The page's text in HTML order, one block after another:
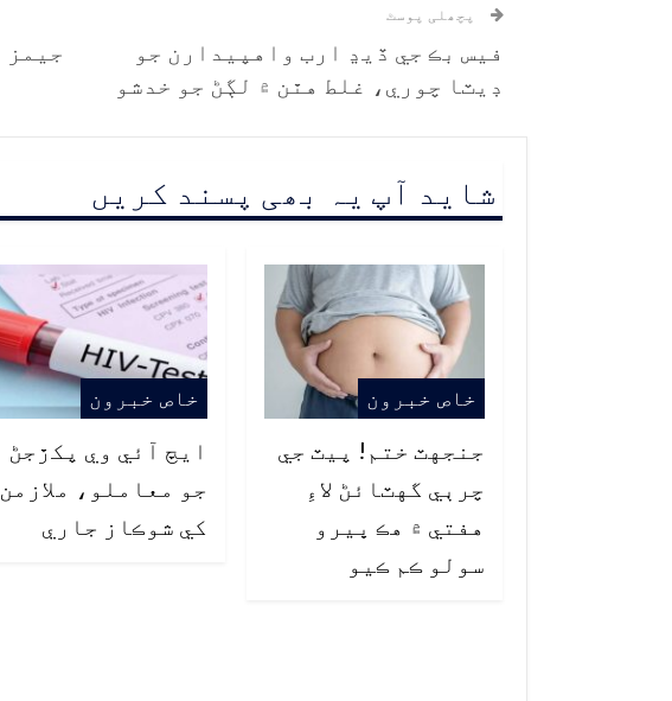
پچھلی پوسٹ
فيس بڪ جي ڏيڍ ارب واهپيدارن جو
ڊيٽا چوري، غلط هٿن ۾ لڳڻ جو خدشو
شاید آپ یہ بھی پسند کریں
خاص خبرون
جنجهٽ ختم! پيٽ جي
چرٻي گهٽائڻ لاءِ
هفتي ۾ هڪ ڀيرو
سولو ڪم ڪيو
خاص خبرون
ايڇ آئي وي پکڙجڻ
جو معاملو، ملازمن
کي شوڪاز جاري